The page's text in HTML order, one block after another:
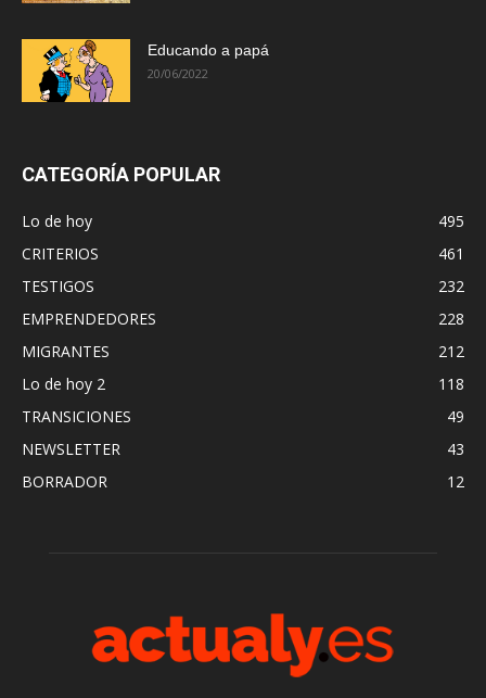
Educando a papá
20/06/2022
CATEGORÍA POPULAR
Lo de hoy
495
CRITERIOS
461
TESTIGOS
232
EMPRENDEDORES
228
MIGRANTES
212
Lo de hoy 2
118
TRANSICIONES
49
NEWSLETTER
43
BORRADOR
12